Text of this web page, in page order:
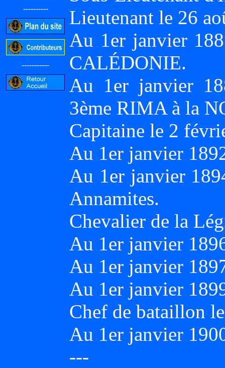
----------
-----------
Lieutenant le 26
Au 1er janvier
CALÉDONIE.
Au 1er janvier
3ème RIMA à la
Capitaine le 2
Au 1er janvier
Au 1er janvier
Annamites.
Chevalier de la
Au 1er janvier
Au 1er janvier
Au 1er janvier
Chef de bataillon
Au 1er janvier
---